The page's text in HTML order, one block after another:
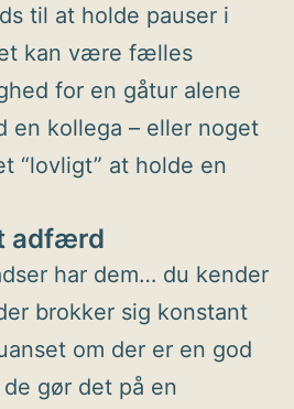
til at holde pauser i
kan være fælles
for en gåtur alene
en kollega – eller noget
“lovligt” at holde en
adfærd
har dem… du kender
brokker sig konstant
om der er en god
gør det på en